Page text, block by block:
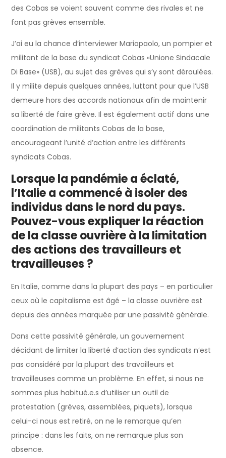
des Cobas se voient souvent comme des rivales et ne
font pas grèves ensemble.
J’ai eu la chance d’interviewer Mariopaolo, un pompier et
militant de la base du syndicat Cobas «Unione Sindacale
Di Base» (USB), au sujet des grèves qui s’y sont déroulées.
Il y milite depuis quelques années, luttant pour que l’USB
demeure hors des accords nationaux afin de maintenir
sa liberté de faire grève. Il est également actif dans une
coordination de militants Cobas de la base,
encourageant l’unité d’action entre les différents
syndicats Cobas.
Lorsque la pandémie a éclaté,
l’Italie a commencé à isoler des
individus dans le nord du pays.
Pouvez-vous expliquer la réaction
de la classe ouvrière à la limitation
des actions des travailleurs et
travailleuses ?
En Italie, comme dans la plupart des pays – en particulier
ceux où le capitalisme est âgé – la classe ouvrière est
depuis des années marquée par une passivité générale.
Dans cette passivité générale, un gouvernement
décidant de limiter la liberté d’action des syndicats n’est
pas considéré par la plupart des travailleurs et
travailleuses comme un problème. En effet, si nous ne
sommes plus habitué.e.s d’utiliser un outil de
protestation (grèves, assemblées, piquets), lorsque
celui-ci nous est retiré, on ne le remarque qu’en
principe : dans les faits, on ne remarque plus son
absence.